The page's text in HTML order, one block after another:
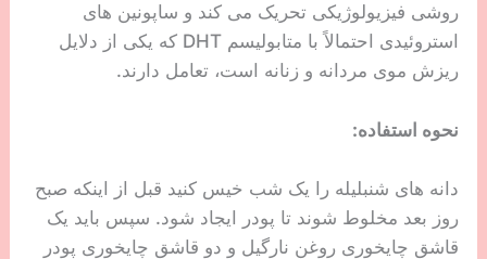
روشی فیزیولوژیکی تحریک می کند و ساپونین های
استروئیدی احتمالاً با متابولیسم DHT که یکی از دلایل
ریزش موی مردانه و زنانه است، تعامل دارند.
نحوه استفاده:
دانه های شنبلیله را یک شب خیس کنید قبل از اینکه صبح
روز بعد مخلوط شوند تا پودر ایجاد شود. سپس باید یک
قاشق چایخوری روغن نارگیل و دو قاشق چایخوری پودر